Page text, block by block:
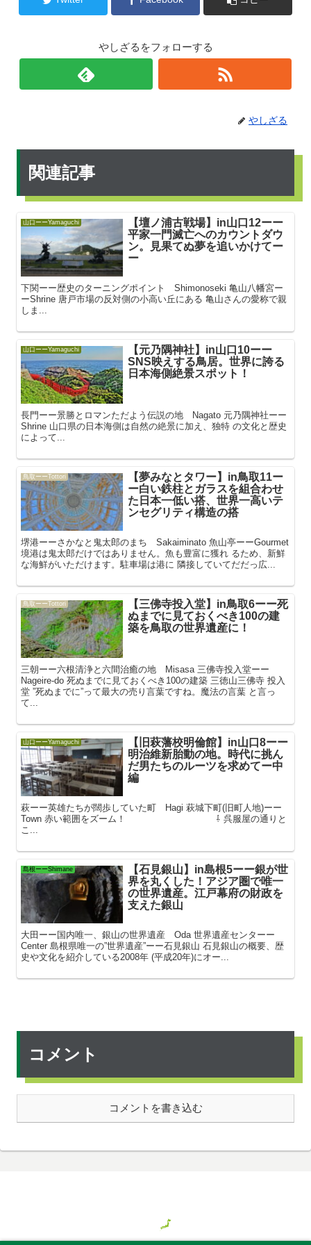
やしざるをフォローする
やしざる
関連記事
山口ーーYamaguchi
【壇ノ浦古戦場】in山口12ーー
平家一門滅亡へのカウントダウ
ン。見果てぬ夢を追いかけてー
ー
下関ーー歴史のターニングポイント Shimonoseki 亀山八幡宮ー
ーShrine 唐戸市場の反対側の小高い丘にある 亀山さんの愛称で親
しま...
山口ーーYamaguchi
【元乃隅神社】in山口10ーー
SNS映えする鳥居。世界に誇る
日本海側絶景スポット！
長門ーー景勝とロマンただよう伝説の地 Nagato 元乃隅神社ーー
Shrine 山口県の日本海側は自然の絶景に加え、独特 の文化と歴史
によって...
鳥取ーーTottori
【夢みなとタワー】in鳥取11ー
ー白い鉄柱とガラスを組合わせ
た日本一低い搭、世界一高いテ
ンセグリティ構造の搭
堺港ーーさかなと鬼太郎のまち Sakaiminato 魚山亭ーーGourmet
境港は鬼太郎だけではありません。魚も豊富に獲れ るため、新鮮
な海鮮がいただけます。駐車場は港に 隣接していてだだっ広...
鳥取ーーTottori
【三佛寺投入堂】in鳥取6ーー死
ぬまでに見ておくべき100の建
築を鳥取の世界遺産に！
三朝ーー六根清浄と六間治癒の地 Misasa 三佛寺投入堂ーー
Nageire-do 死ぬまでに見ておくべき100の建築 三徳山三佛寺 投入
堂 ”死ぬまでに”って最大の売り言葉ですね。魔法の言葉 と言っ
て...
山口ーーYamaguchi
【旧萩藩校明倫館】in山口8ーー
明治維新胎動の地。時代に挑ん
だ男たちのルーツを求めてー中
編
萩ーー英雄たちが闊歩していた町 Hagi 萩城下町(旧町人地)ーー
Town 赤い範囲をズーム！ ⇩ 呉服屋の通りと
こ...
島根ーーShimane
【石見銀山】in島根5ーー銀が世
界を丸くした！アジア圏で唯一
の世界遺産。江戸幕府の財政を
支えた銀山
大田ーー国内唯一、銀山の世界遺産 Oda 世界遺産センターー
Center 島根県唯一の”世界遺産”ーー石見銀山 石見銀山の概要、歴
史や文化を紹介している2008年 (平成20年)にオー...
コメント
コメントを書き込む